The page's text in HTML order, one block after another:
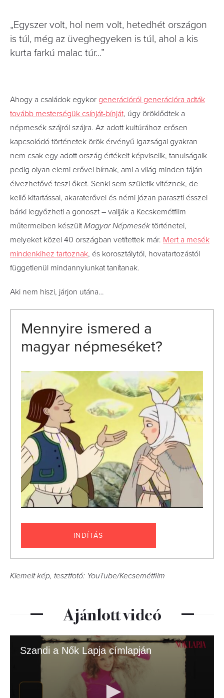
„Egyszer volt, hol nem volt, hetedhét országon
is túl, még az üveghegyeken is túl, ahol a kis
kurta farkú malac túr...”
Ahogy a családok egykor generációról generációra adták
tovább mesterségük csínját-bínját, úgy öröklődtek a
népmesék szájról szájra. Az adott kultúrához erősen
kapcsolódó történetek örök érvényű igazságai gyakran
nem csak egy adott ország értékeit képviselik, tanulságaik
pedig olyan elemi erővel bírnak, ami a világ minden táján
élvezhetővé teszi őket. Senki sem születik vitéznek, de
kellő kitartással, akaraterővel és némi józan paraszti ésszel
bárki legyőzheti a gonoszt – vallják a Kecskemétfilm
műtermeiben készültMagyar Népmeséktörténetei,
melyeket közel 40 országban vetítettek már. Mert a mesék
mindenkihez tartoznak, és korosztálytól, hovatartozástól
függetlenül mindannyiunkat tanítanak.
Aki nem hiszi, járjon utána…
Mennyire ismered a
magyar népmeséket?
INDÍTÁS
Kiemelt kép, tesztfotó: YouTube/Kecsemétfilm
Ajánlott videó
Szandi a Nők Lapja címlapján